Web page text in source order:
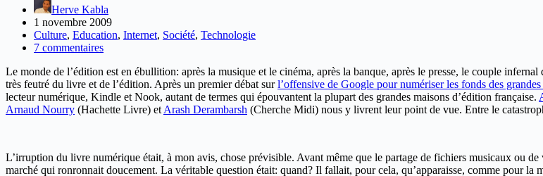
Herve Kabla
1 novembre 2009
Culture, Education, Internet, Société, Technologie
7 commentaires
Le monde de l’édition est en ébullition: après la musique et le cinéma, après la banque, après le presse, le couple
très feutré du livre et de l’édition. Après un premier débat surl’offensive de Google pour numériser les fonds des
lecteur numérique, Kindle et Nook, autant de termes qui épouvantent la plupart des grandes maisons d’édition française.
Arnaud Nourry (Hachette Livre) et Arash Derambarsh (Cherche Midi) nous y livrent leur point de vue. Entre le
L’irruption du livre numérique était, à mon avis, chose prévisible. Avant même que le partage de fichiers musicaux ou
marché qui ronronnait doucement. La véritable question était: quand? Il fallait, pour cela, qu’apparaisse, comme pour la